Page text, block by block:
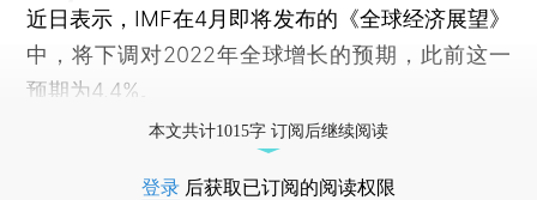
近日表示，IMF在4月即将发布的《全球经济展望》
中，将下调对2022年全球增长的预期，此前这一
预期为4.4%。
本文共计1015字 订阅后继续阅读
登录 后获取已订阅的阅读权限